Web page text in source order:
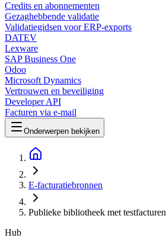
Credits en abonnementen
Gezaghebbende validatie
Validatiegidsen voor ERP-exports
DATEV
Lexware
SAP Business One
Odoo
Microsoft Dynamics
Vertrouwen en beveiliging
Developer API
Facturen via e-mail
Onderwerpen bekijken
E-facturatiebronnen
Publieke bibliotheek met testfacturen
Hub